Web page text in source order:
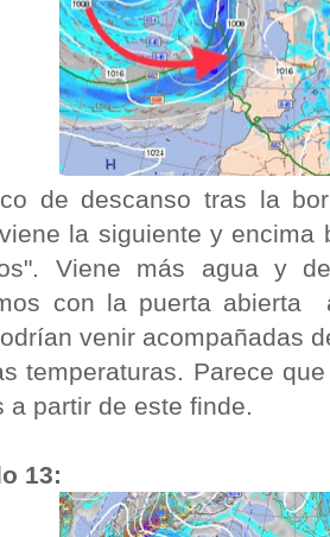
de descanso tras la
la siguiente y encima
Viene más agua y
con la puerta abierta
venir acompañadas
temperaturas. Parece
a partir de este finde.
13: